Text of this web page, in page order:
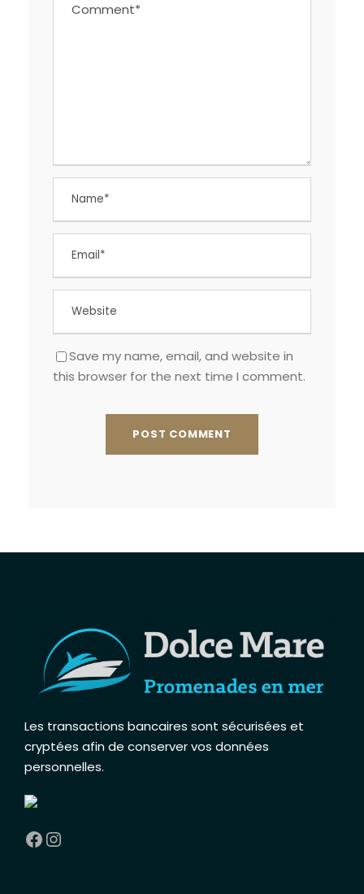
Save my name, email, and website in
this browser for the next time I comment.
Les transactions bancaires sont sécurisées et
cryptées afin de conserver vos données
personnelles.
Facebook Instagram